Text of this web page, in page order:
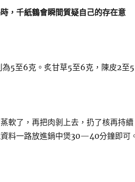
，千紙鶴會瞬間質疑自己的存在意
5至6克。炙甘草5至6克，陳皮2至5
軟了，再把肉剝上去，扔了核再持續
料一路放進鍋中煲30—40分鐘即可